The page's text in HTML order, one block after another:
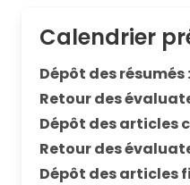
Calendrier
Dépôt des résumés :
Retour des
Dépôt des articles
Retour des
Dépôt des articles